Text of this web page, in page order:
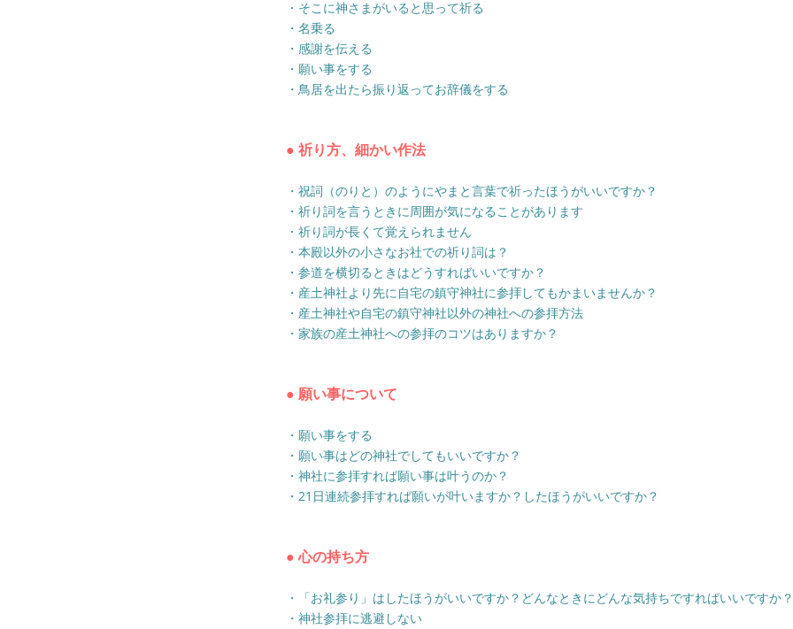
・そこに神さまがいると思って祈る
・名乗る
・感謝を伝える
・願い事をする
・鳥居を出たら振り返ってお辞儀をする
● 祈り方、細かい作法
・祝詞（のりと）のようにやまと言葉で祈ったほうがいいですか？
・祈り詞を言うときに周囲が気になることがあります
・祈り詞が長くて覚えられません
・本殿以外の小さなお社での祈り詞は？
・参道を横切るときはどうすればいいですか？
・産土神社より先に自宅の鎮守神社に参拝してもかまいませんか？
・産土神社や自宅の鎮守神社以外の神社への参拝方法
・家族の産土神社への参拝のコツはありますか？
● 願い事について
・願い事をする
・願い事はどの神社でしてもいいですか？
・神社に参拝すれば願い事は叶うのか？
・21日連続参拝すれば願いが叶いますか？したほうがいいですか？
● 心の持ち方
・「お礼参り」はしたほうがいいですか？どんなときにどんな気持ちですればいいですか？
・神社参拝に逃避しない